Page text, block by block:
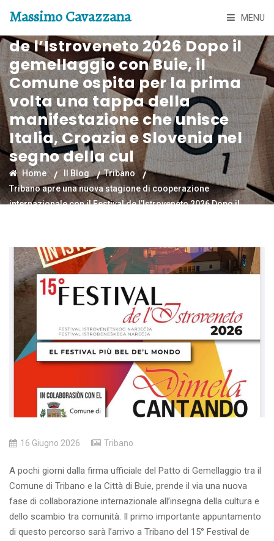
Massimo Cavazzana MENU
stagione di cooperazione
internazionale con il Festival
de l’Istroveneto 2026 Dopo il
gemellaggio con Buie, il
Comune ospita per la prima
volta una tappa della
manifestazione che unisce
Italia, Croazia e Slovenia nel
segno della cul
Home Il Blog
Tribano
Tribano apre una nuova stagione di cooperazione
internazionale con il Festival de l’Istroveneto 2026 Dopo il
nel segno della cul
16 Giugno 2026 Tribano
A pochi giorni dalla firma ufficiale del Patto di Gemellaggio tra il
Comune di Tribano e la Città di Buie, prende il via una nuova
fase di collaborazione internazionale all’insegna della cultura e
dello scambio tra comunità. Il primo importante appuntamento
di questo percorso sarà l’arrivo a Tribano del 15° Festival de